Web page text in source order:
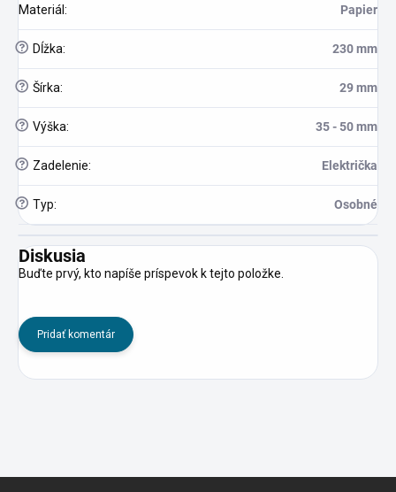
Materiál : Papier
? Dĺžka: 230 mm
? Šírka: 29 mm
? Výška: 35 - 50 mm
? Zadelenie: Električka
? Typ: Osobné
Diskusia
Buďte prvý, kto napíše príspevok k tejto položke.
Pridať komentár